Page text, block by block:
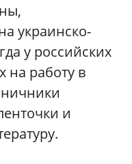
украинско-
у российских
работу в
и